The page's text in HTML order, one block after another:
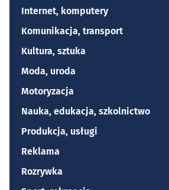
Internet, komputery
Komunikacja, transport
Kultura, sztuka
Moda, uroda
Motoryzacja
Nauka, edukacja, szkolnictwo
Produkcja, usługi
Reklama
Rozrywka